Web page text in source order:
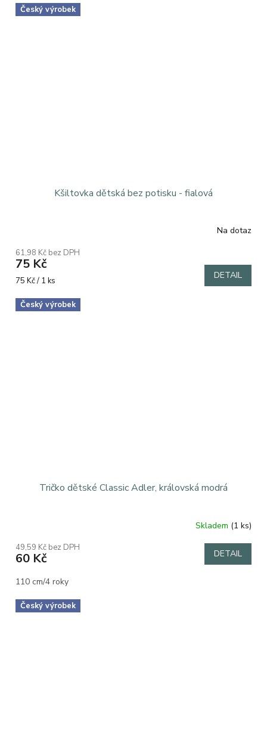
Český výrobek
Kšiltovka dětská bez potisku - fialová
Na dotaz
61,98 Kč bez DPH
75 Kč
Měrná
75 Kč / 1 ks DETAIL
Český výrobek
Tričko dětské Classic Adler, královská modrá
Skladem (1 ks)
49,59 Kč bez DPH
60 Kč DETAIL
110 cm/4 roky
Český výrobek